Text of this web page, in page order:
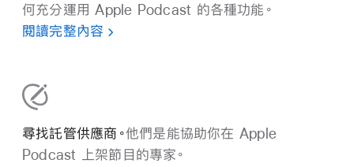
何充分運用 Apple Podcast 的各種功能。
閱讀完整內容
尋找託管供應商。他們是能協助你在 Apple
Podcast 上架節目的專家。